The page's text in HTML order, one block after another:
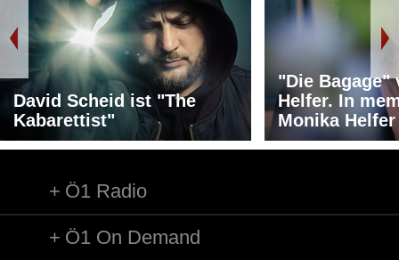
David Scheid ist "The
Kabarettist"
"Die Bagage"
Helfer. In
Monika Helfer
Ö1 Radio
Ö1 On Demand